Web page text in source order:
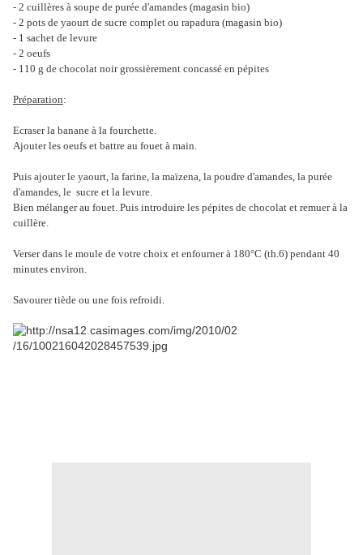
- 2 cuillères à soupe de purée d'amandes (magasin bio)
- 2 pots de yaourt de sucre complet ou rapadura (magasin bio)
- 1 sachet de levure
- 2 oeufs
- 110 g de chocolat noir grossièrement concassé en pépites
Préparation:
Ecraser la banane à la fourchette.
Ajouter les oeufs et battre au fouet à main.
Puis ajouter le yaourt, la farine, la maïzena, la poudre d'amandes, la purée
d'amandes, le sucre et la levure.
Bien mélanger au fouet. Puis introduire les pépites de chocolat et remuer à la
cuillère.
Verser dans le moule de votre choix et enfourner à 180°C (th.6) pendant 40
minutes environ.
Savourer tiède ou une fois refroidi.